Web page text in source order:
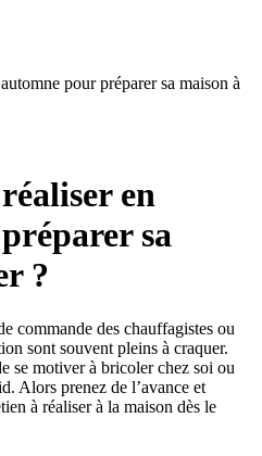
pour préparer sa maison à
en
sa
?
commande des chauffagistes ou
sont souvent pleins à craquer.
se motiver à bricoler chez soi ou
Alors prenez de l’avance et
à réaliser à la maison dès le